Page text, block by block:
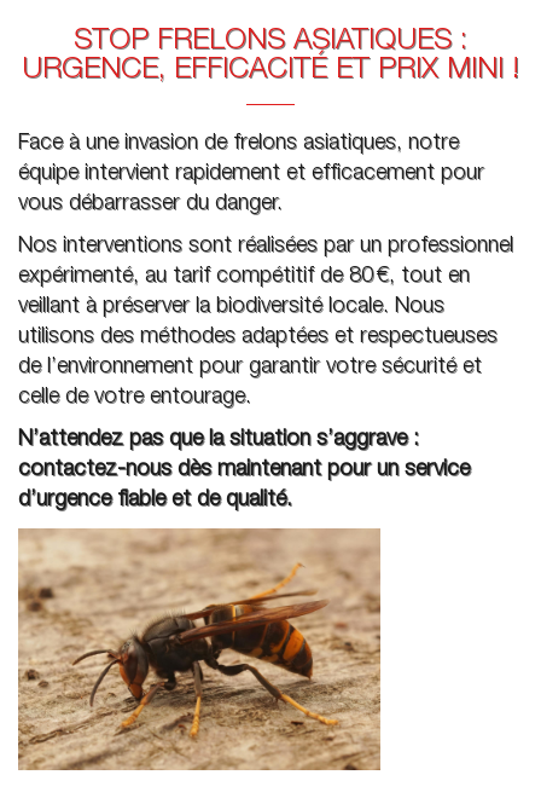
STOP FRELONS ASIATIQUES :
URGENCE, EFFICACITÉ ET PRIX MINI !
Face à une invasion de frelons asiatiques, notre
équipe intervient rapidement et efficacement pour
vous débarrasser du danger.
Nos interventions sont réalisées par un professionnel
expérimenté, au tarif compétitif de 80 €, tout en
veillant à préserver la biodiversité locale. Nous
utilisons des méthodes adaptées et respectueuses
de l’environnement pour garantir votre sécurité et
celle de votre entourage.
N’attendez pas que la situation s’aggrave :
contactez-nous dès maintenant pour un service
d’urgence fiable et de qualité.